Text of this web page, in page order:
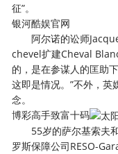
征”。
银河酷娱官网
阿尔诺的讼师
chevel扩建Cheval
的，是在参谋人的匡助
这即是情况。”不外，
念。
博彩高手致富十码
55岁的萨尔基索夫和
罗斯保障公司RESO-